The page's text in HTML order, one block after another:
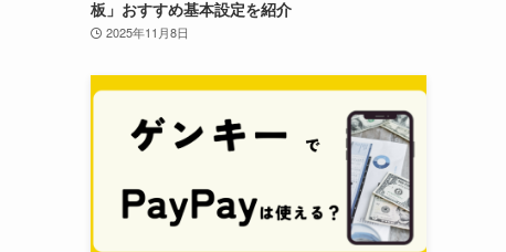
板」おすすめ基本設定を紹介
2025年11月8日